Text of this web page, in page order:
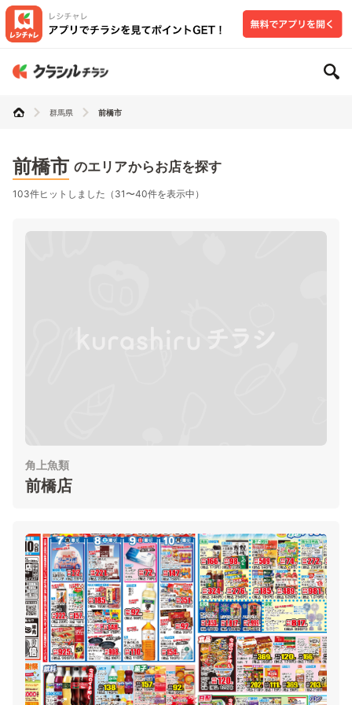
群馬県 前橋市
前橋市 のエリアからお店を探す
103件ヒットしました（31〜40件を表示中）
角上魚類
前橋店